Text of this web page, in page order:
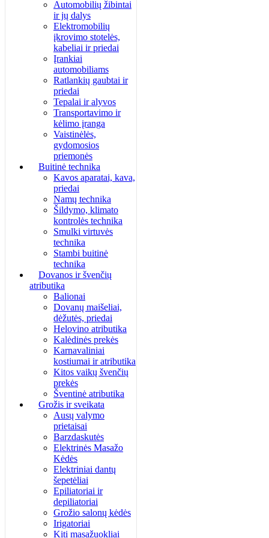
Automobilių žibintai
ir jų dalys
Elektromobilių
įkrovimo stotelės,
kabeliai ir priedai
Įrankiai
automobiliams
Ratlankių gaubtai ir
priedai
Tepalai ir alyvos
Transportavimo ir
kėlimo įranga
Vaistinėlės,
gydomosios
priemonės
Buitinė technika
Kavos aparatai, kava,
priedai
Namų technika
Šildymo, klimato
kontrolės technika
Smulki virtuvės
technika
Stambi buitinė
technika
Dovanos ir švenčių
atributika
Balionai
Dovanų maišeliai,
dėžutės, priedai
Helovino atributika
Kalėdinės prekės
Karnavaliniai
kostiumai ir atributika
Kitos vaikų švenčių
prekės
Šventinė atributika
Grožis ir sveikata
Ausų valymo
prietaisai
Barzdaskutės
Elektrinės Masažo
Kėdės
Elektriniai dantų
šepetėliai
Epiliatoriai ir
depiliatoriai
Grožio salonų kėdės
Irigatoriai
Kiti masažuokliai